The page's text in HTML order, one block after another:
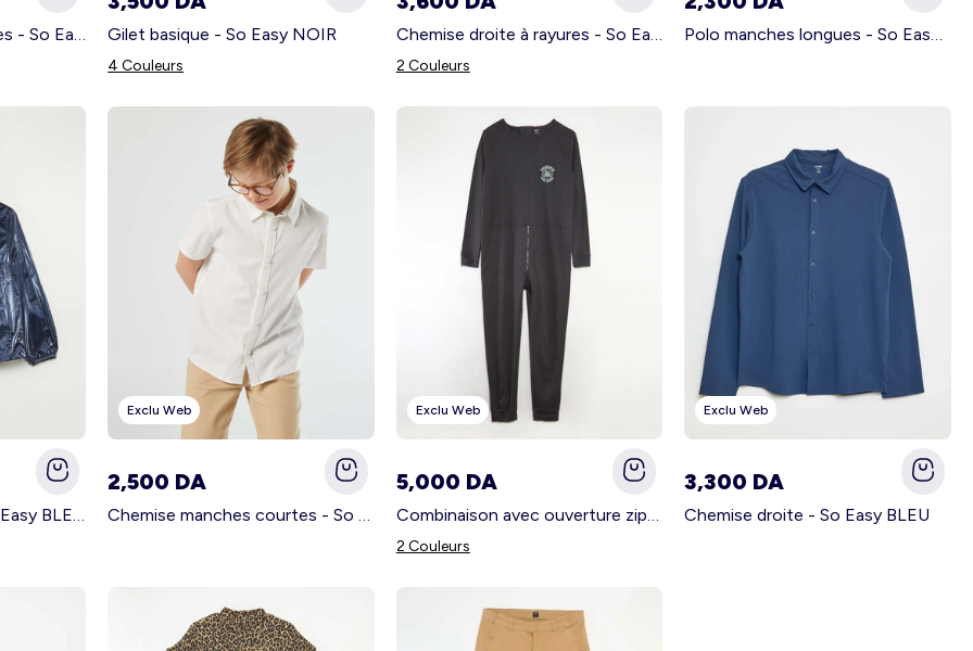
Gilet basique - So Easy NOIR
4 Couleurs 2 Couleurs
Exclu Web
2,500 DA
Exclu Web
5,000 DA
2 Couleurs
Exclu Web
3,300 DA
Chemise droite - So Easy BLEU